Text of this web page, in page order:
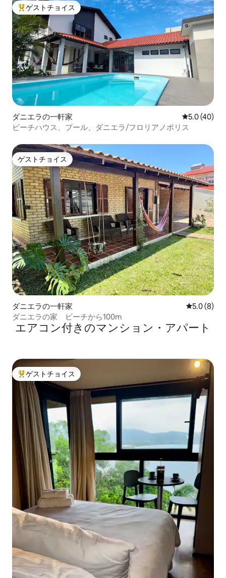
大好評のゲストチョイスです。
ゲストチョイス
ダニエラの一軒家 レビュー40
5.0 (40)
ビーチハウス、プール、ダニエラ/フロリアノポリス
ゲストチョイス
ゲストチョイス
ダニエラの一軒家 レビュー8
5.0 (8)
ダニエラの家 ビーチから100m
エアコン付きのマンション・アパート
大好評のゲストチョイスです。
ゲストチョイス